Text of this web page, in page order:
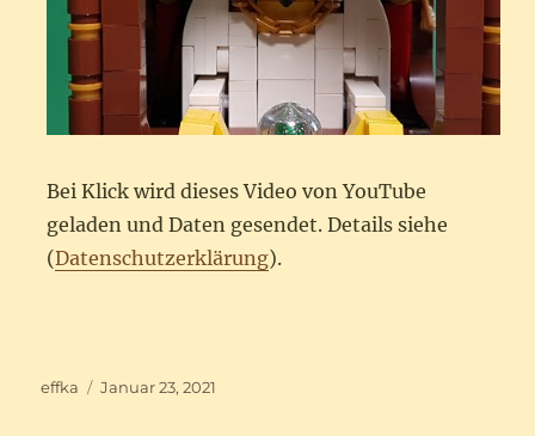
Bei Klick wird dieses Video von YouTube
geladen und Daten gesendet. Details siehe
(Datenschutzerklärung).
Autor
effka
Veröffentlicht
Januar 23, 2021